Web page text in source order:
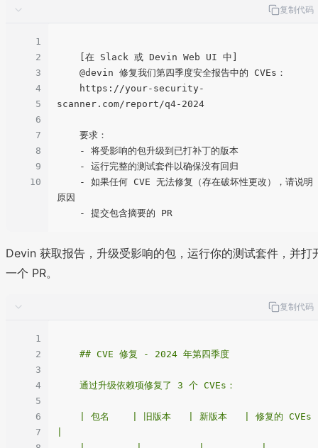
复制代码
1
2
3
4
5
6
7
8
9
10
scanner.com/report/q4-2024
原因
Devin 获取报告，升级受影响的包，运行你的测试套件，并打
一个 PR。
复制代码
1
2
3
4
5
6
7